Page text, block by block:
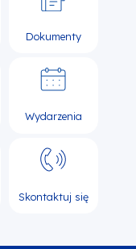
Dokumenty
Wydarzenia
Skontaktuj się